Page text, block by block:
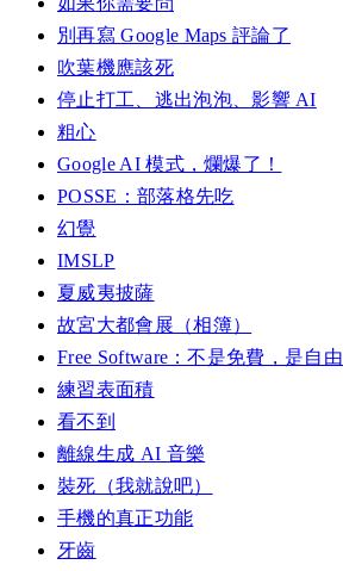
別再寫 Google Maps 評論了
吹葉機應該死
停止打工、逃出泡泡、影響 AI
粗心
Google AI 模式，爛爆了！
POSSE：部落格先吃
幻覺
IMSLP
夏威夷披薩
故宮大都會展（相簿）
Free Software：不是免費，是自由
練習表面積
看不到
離線生成 AI 音樂
裝死（我就說吧）
手機的真正功能
牙齒